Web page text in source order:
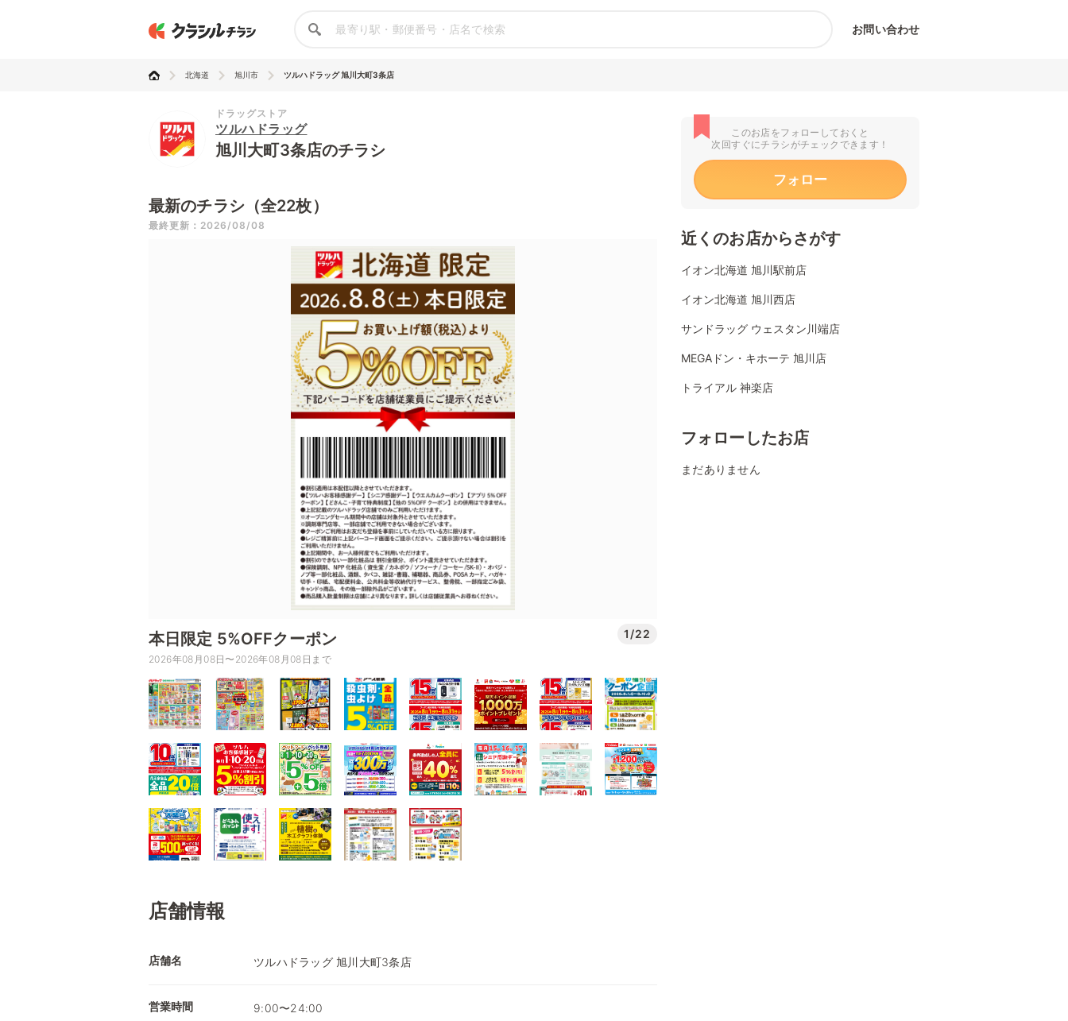
お問い合わせ
北海道 旭川市 ツルハドラッグ 旭川大町3条店
ドラッグストア
ツルハドラッグ
旭川大町3条店のチラシ
最新のチラシ（全22枚）
最終更新：2026/08/08
本日限定 5%OFFクーポン 1/22
2026年08月08日〜2026年08月08日まで
店舗情報
店舗名 ツルハドラッグ 旭川大町3条店
営業時間 9:00〜24:00
このお店をフォローしておくと
次回すぐにチラシがチェックできます！
フォロー
近くのお店からさがす
イオン北海道 旭川駅前店
イオン北海道 旭川西店
サンドラッグ ウェスタン川端店
MEGAドン・キホーテ 旭川店
トライアル 神楽店
フォローしたお店
まだありません